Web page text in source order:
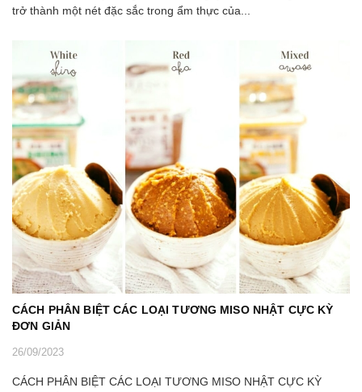
trở thành một nét đặc sắc trong ẩm thực của...
CÁCH PHÂN BIỆT CÁC LOẠI TƯƠNG MISO NHẬT CỰC KỲ
ĐƠN GIẢN
26/09/2023
CÁCH PHÂN BIỆT CÁC LOẠI TƯƠNG MISO NHẬT CỰC KỲ